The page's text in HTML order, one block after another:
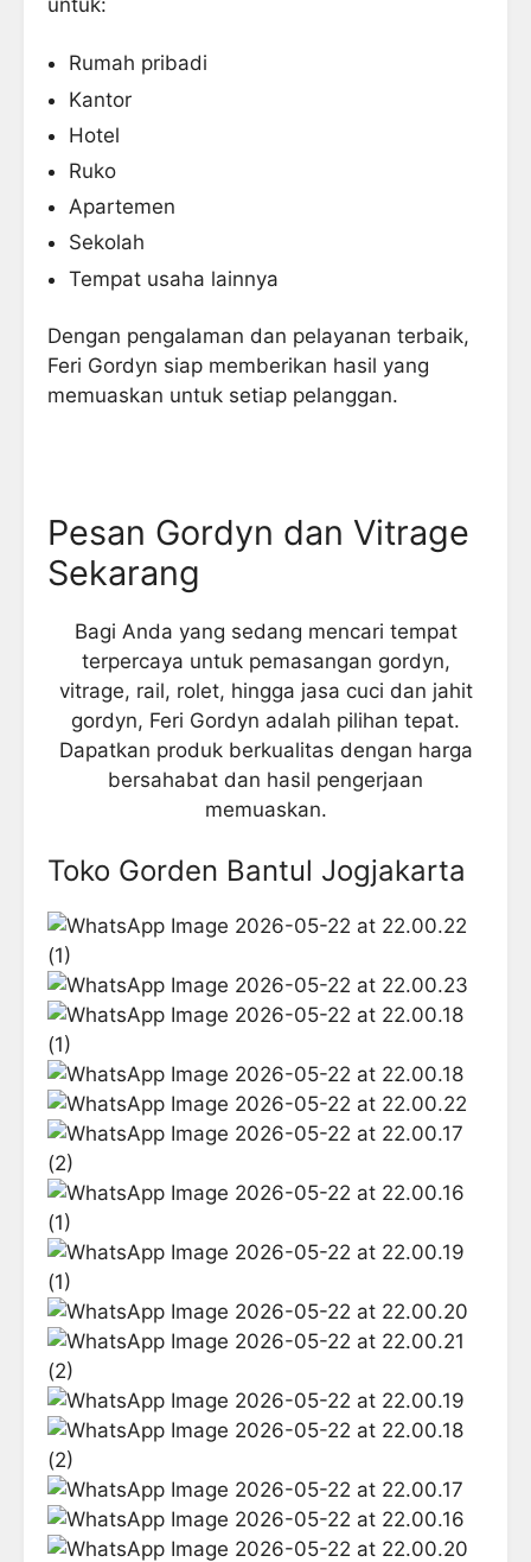
Rumah pribadi
Kantor
Hotel
Ruko
Apartemen
Sekolah
Tempat usaha lainnya
Dengan pengalaman dan pelayanan terbaik,
Feri Gordyn siap memberikan hasil yang
memuaskan untuk setiap pelanggan.
Pesan Gordyn dan Vitrage
Sekarang
Bagi Anda yang sedang mencari tempat
terpercaya untuk pemasangan gordyn,
vitrage, rail, rolet, hingga jasa cuci dan jahit
gordyn, Feri Gordyn adalah pilihan tepat.
Dapatkan produk berkualitas dengan harga
bersahabat dan hasil pengerjaan
memuaskan.
Toko Gorden Bantul Jogjakarta